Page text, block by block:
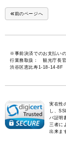
前のページへ
※事前決済でのお支払い
行業務取扱： 観光庁長
渋谷区恵比寿1-18-14-
実在性
し、
バ証明
三者に
出来ま